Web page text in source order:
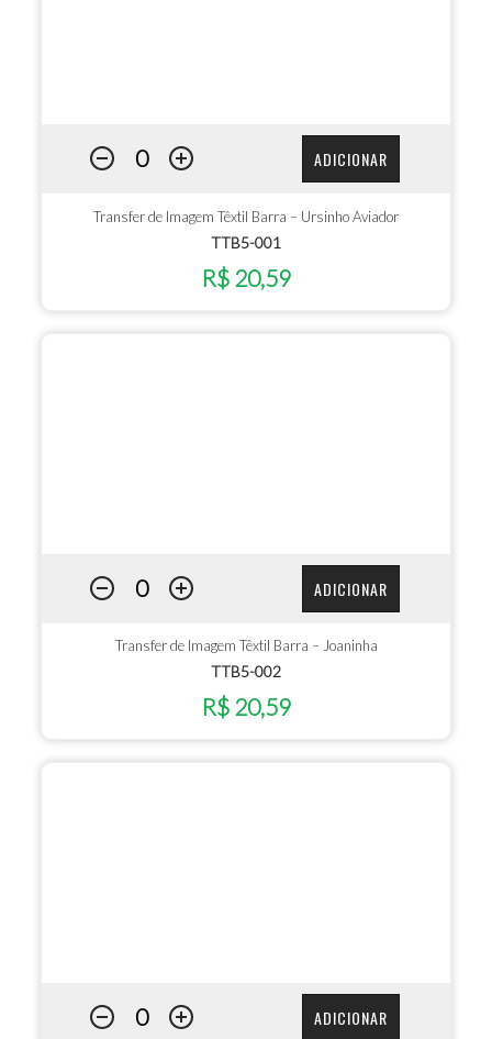
ADICIONAR
Transfer de Imagem Têxtil Barra – Ursinho Aviador
TTB5-001
R$ 20,59
ADICIONAR
Transfer de Imagem Têxtil Barra – Joaninha
TTB5-002
R$ 20,59
ADICIONAR